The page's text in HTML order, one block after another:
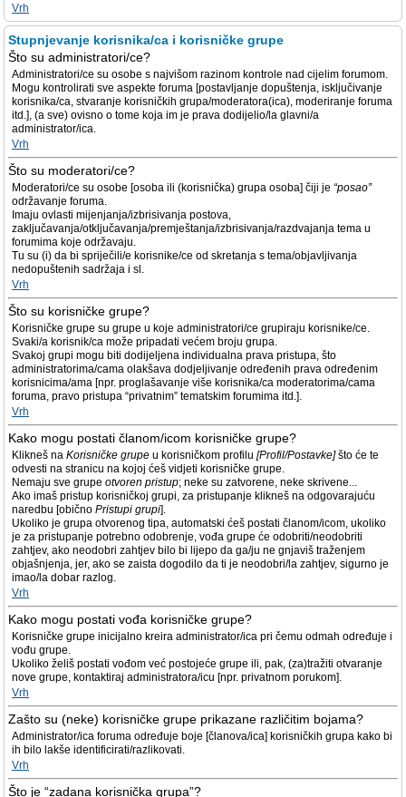
Vrh
Stupnjevanje korisnika/ca i korisničke grupe
Što su administratori/ce?
Administratori/ce su osobe s najvišom razinom kontrole nad cijelim forumom.
Mogu kontrolirati sve aspekte foruma [postavljanje dopuštenja, isključivanje
korisnika/ca, stvaranje korisničkih grupa/moderatora(ica), moderiranje foruma
itd.], (a sve) ovisno o tome koja im je prava dodijelio/la glavni/a
administrator/ica.
Vrh
Što su moderatori/ce?
Moderatori/ce su osobe [osoba ili (korisnička) grupa osoba] čiji je “posao”
održavanje foruma.
Imaju ovlasti mijenjanja/izbrisivanja postova,
zaključavanja/otključavanja/premještanja/izbrisivanja/razdvajanja tema u
forumima koje održavaju.
Tu su (i) da bi spriječili/e korisnike/ce od skretanja s tema/objavljivanja
nedopuštenih sadržaja i sl.
Vrh
Što su korisničke grupe?
Korisničke grupe su grupe u koje administratori/ce grupiraju korisnike/ce.
Svaki/a korisnik/ca može pripadati većem broju grupa.
Svakoj grupi mogu biti dodijeljena individualna prava pristupa, što
administratorima/cama olakšava dodjeljivanje određenih prava određenim
korisnicima/ama [npr. proglašavanje više korisnika/ca moderatorima/cama
foruma, pravo pristupa “privatnim” tematskim forumima itd.].
Vrh
Kako mogu postati članom/icom korisničke grupe?
Klikneš na Korisničke grupe u korisničkom profilu [Profil/Postavke]što će te
odvesti na stranicu na kojoj ćeš vidjeti korisničke grupe.
Nemaju sve grupe otvoren pristup; neke su zatvorene, neke skrivene...
Ako imaš pristup korisničkoj grupi, za pristupanje klikneš na odgovarajuću
naredbu [obično Pristupi grupi].
Ukoliko je grupa otvorenog tipa, automatski ćeš postati članom/icom, ukoliko
je za pristupanje potrebno odobrenje, vođa grupe će odobriti/neodobriti
zahtjev, ako neodobri zahtjev bilo bi lijepo da ga/ju ne gnjaviš traženjem
objašnjenja, jer, ako se zaista dogodilo da ti je neodobri/la zahtjev, sigurno je
imao/la dobar razlog.
Vrh
Kako mogu postati vođa korisničke grupe?
Korisničke grupe inicijalno kreira administrator/ica pri čemu odmah određuje i
vođu grupe.
Ukoliko želiš postati vođom već postojeće grupe ili, pak, (za)tražiti otvaranje
nove grupe, kontaktiraj administratora/icu [npr. privatnom porukom].
Vrh
Zašto su (neke) korisničke grupe prikazane različitim bojama?
Administrator/ica foruma određuje boje [članova/ica] korisničkih grupa kako bi
ih bilo lakše identificirati/razlikovati.
Vrh
Što je “zadana korisnička grupa”?